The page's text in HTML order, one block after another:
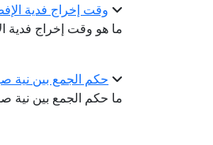
وقت إخراج فدية
ما هو وقت إخراج فدية
حكم الجمع بين نية
ما حكم الجمع بين نية